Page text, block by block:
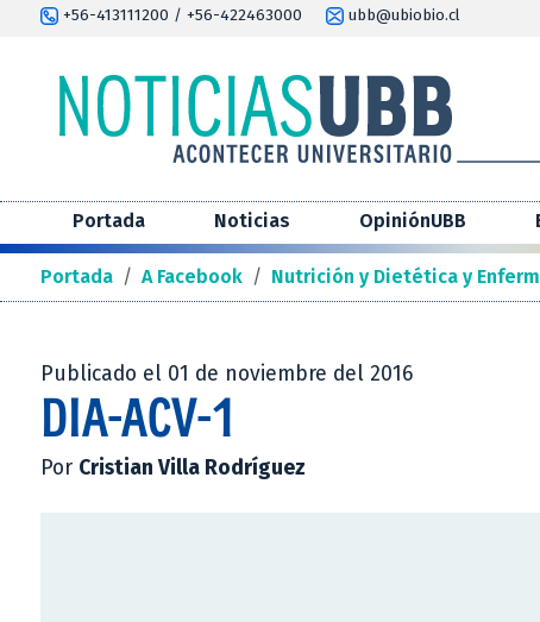
+56-413111200 / +56-422463000 ubb@ubiobio.cl
Portada Noticias OpiniónUBB
Portada / A Facebook / Nutrición y Dietética y
Publicado el 01 de noviembre del 2016
DIA-ACV-1
Por Cristian Villa Rodríguez